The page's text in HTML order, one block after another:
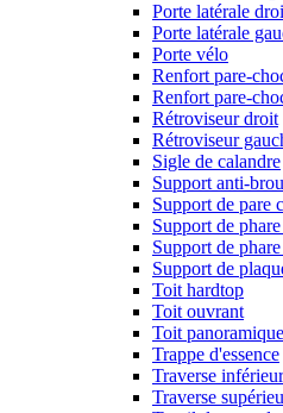
Porte latérale
Porte latérale
Porte vélo
Renfort pare-
Renfort pare-
Rétroviseur droit
Rétroviseur
Sigle de calandre
Support anti-
Support de pare
Support de
Support de
Support de
Toit hardtop
Toit ouvrant
Toit panoramique
Trappe d'essence
Traverse
Traverse